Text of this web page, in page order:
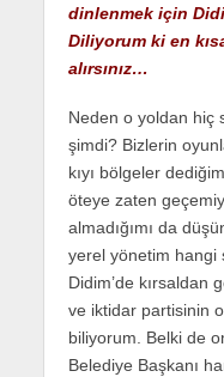
dinlenmek için
Diliyorum ki en
alırsınız…
Neden o yoldan hiç
şimdi? Bizlerin
kıyı bölgeler
öteye zaten
almadığımı da
yerel yönetim hangi
Didim’de kırsaldan
ve iktidar partisinin
biliyorum. Belki de
Belediye Başkanı